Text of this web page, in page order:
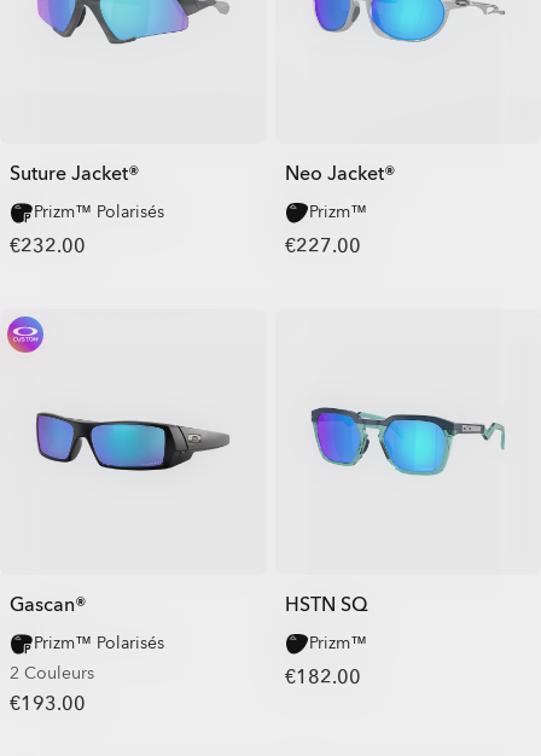
Suture Jacket®
Prizm™ Polarisés
€232.00
Neo Jacket®
Prizm™
€227.00
Gascan®
Prizm™ Polarisés
2 Couleurs
€193.00
HSTN SQ
Prizm™
€182.00